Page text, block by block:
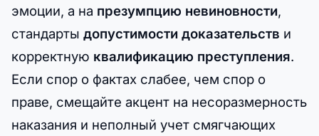
эмоции, а на презумпцию невиновности,
стандарты допустимости доказательств и
корректную квалификацию преступления.
Если спор о фактах слабее, чем спор о
праве, смещайте акцент на несоразмерность
наказания и неполный учет смягчающих